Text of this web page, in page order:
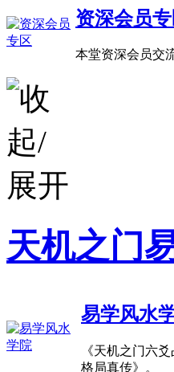
资深会员
本堂资深会员交
天机之门
易学风水
《天机之门六
格局真传》。